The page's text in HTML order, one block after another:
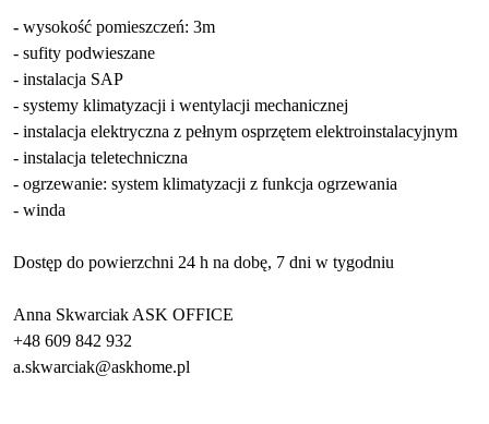
- wysokość pomieszczeń: 3m
- sufity podwieszane
- instalacja SAP
- systemy klimatyzacji i wentylacji mechanicznej
- instalacja elektryczna z pełnym osprzętem elektroinstalacyjnym
- instalacja teletechniczna
- ogrzewanie: system klimatyzacji z funkcja ogrzewania
- winda
Dostęp do powierzchni 24 h na dobę, 7 dni w tygodniu
Anna Skwarciak ASK OFFICE
+48 609 842 932
a.skwarciak@askhome.pl